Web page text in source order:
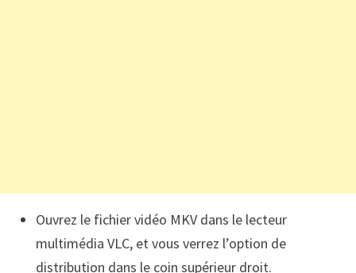
Ouvrez le fichier vidéo MKV dans le lecteur
multimédia VLC, et vous verrez l’option de
distribution dans le coin supérieur droit.